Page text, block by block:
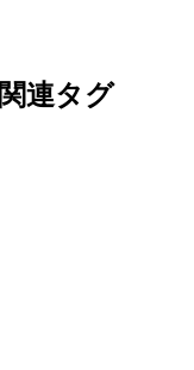
関連タグ